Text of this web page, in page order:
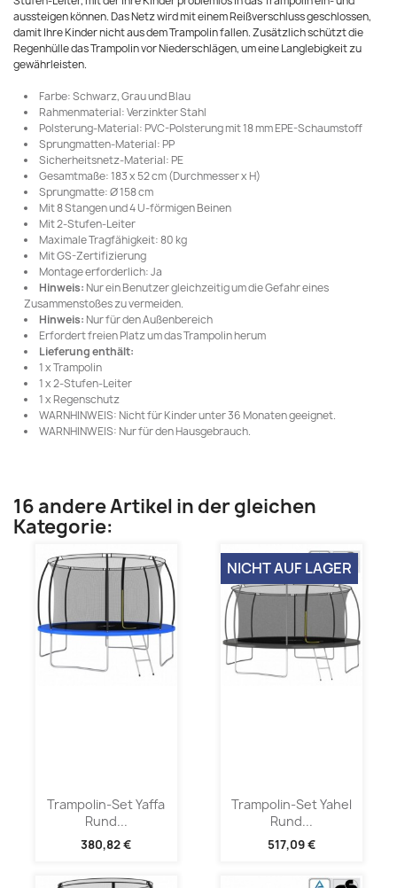
aussteigen können. Das Netz wird mit einem Reißverschluss geschlossen,
damit Ihre Kinder nicht aus dem Trampolin fallen. Zusätzlich schützt die
Regenhülle das Trampolin vor Niederschlägen, um eine Langlebigkeit zu
gewährleisten.
Farbe: Schwarz, Grau und Blau
Rahmenmaterial: Verzinkter Stahl
Polsterung-Material: PVC-Polsterung mit 18 mm EPE-Schaumstoff
Sprungmatten-Material: PP
Sicherheitsnetz-Material: PE
Gesamtmaße: 183 x 52 cm (Durchmesser x H)
Sprungmatte: Ø 158 cm
Mit 8 Stangen und 4 U-förmigen Beinen
Mit 2-Stufen-Leiter
Maximale Tragfähigkeit: 80 kg
Mit GS-Zertifizierung
Montage erforderlich: Ja
Hinweis: Nur ein Benutzer gleichzeitig um die Gefahr eines
Zusammenstoßes zu vermeiden.
Hinweis: Nur für den Außenbereich
Erfordert freien Platz um das Trampolin herum
Lieferung enthält:
1 x Trampolin
1 x 2-Stufen-Leiter
1 x Regenschutz
WARNHINWEIS: Nicht für Kinder unter 36 Monaten geeignet.
WARNHINWEIS: Nur für den Hausgebrauch.
16 andere Artikel in der gleichen
Kategorie:
Trampolin-Set Yaffa
Rund...
380,82 €
Trampolin-Set Yahel
Rund...
517,09 €
NICHT AUF LAGER